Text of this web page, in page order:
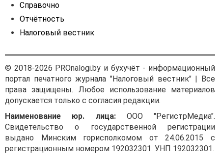
Справочно
Отчётность
Налоговый вестник
© 2018-2026 PROnalogi.by и бухучёт - информационный
портал печатного журнала "Налоговый вестник" | Все
права защищены. Любое использование материалов
допускается только с согласия редакции.
Наименование юр. лица:ООО "РегистрМедиа".
Свидетельство о государственной регистрации
выдано Минским горисполкомом от 24.06.2015 с
регистрационным номером 192032301. УНП 192032301.